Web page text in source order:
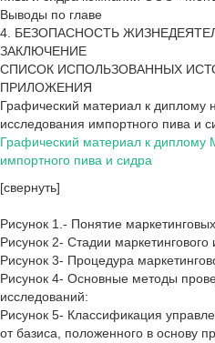
Выводы по главе
4. БЕЗОПАСНОСТЬ
ЗАКЛЮЧЕНИЕ
СПИСОК ИСПОЛЬЗОВАННЫХ
ПРИЛОЖЕНИЯ
Графический материал к диплому
исследования импортного пива и
Графический материал к диплому
импортного пива и сидра
[свернуть]
Рисунок 1.- Понятие
Рисунок 2- Стадии маркетингового
Рисунок 3- Процедура
Рисунок 4- Основные методы
исследований:
Рисунок 5- Классификация
от базиса, положенного в основу